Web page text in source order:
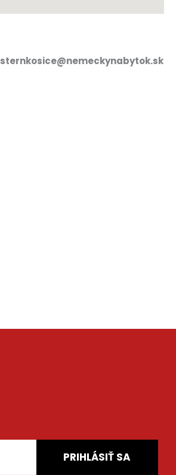
sternkosice@nemeckynabytok.sk
PRIHLÁSIŤ SA